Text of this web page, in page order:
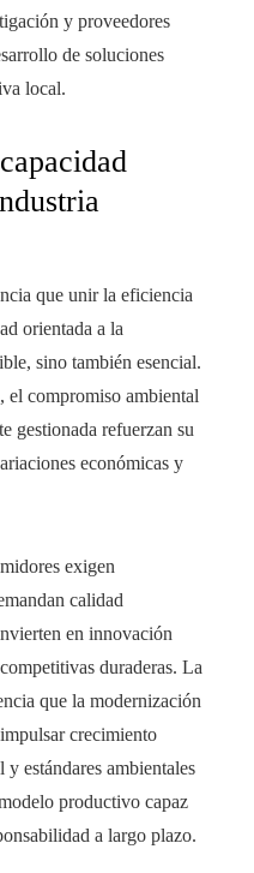
y proveedores
de soluciones
local.
que unir la eficiencia
orientada a la
sino también esencial.
compromiso ambiental
gestionada refuerzan su
económicas y
exigen
calidad
en innovación
duraderas. La
que la modernización
crecimiento
estándares ambientales
productivo capaz
a largo plazo.